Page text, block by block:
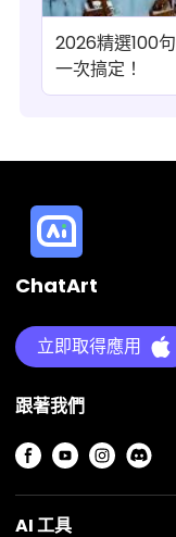
2026精選100
一次搞定！
ChatArt
立即取得應用
跟著我們
AI 工具